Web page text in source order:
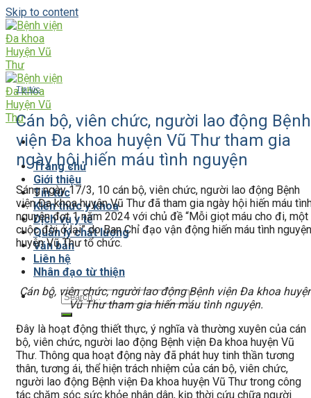
Skip to content
Trang chủ
Giới thiệu
Tin tức
Kiến thức y khoa
Dịch vụ y tế
Quản lý chất lượng
Văn bản
Liên hệ
Nhân đạo từ thiện
Tin tức
Cán bộ, viên chức, người lao động Bệnh
viện Đa khoa huyện Vũ Thư tham gia
ngày hội hiến máu tình nguyện
Sáng ngày 17/3, 10 cán bộ, viên chức, người lao động Bệnh
viện Đa khoa huyện Vũ Thư đã tham gia ngày hội hiến máu
nguyện đợt 1 năm 2024 với chủ đề “Mỗi giọt máu cho đi, một
cuộc đời ở lại” do Ban Chỉ đạo vận động hiến máu tình nguyện
huyện Vũ Thư tổ chức.
Cán bộ, viên chức, người lao động Bệnh viện Đa khoa
Vũ Thư tham gia hiến máu tình nguyện.
Đây là hoạt động thiết thực, ý nghĩa và thường xuyên của cán
bộ, viên chức, người lao động Bệnh viện Đa khoa huyện Vũ
Thư. Thông qua hoạt động này đã phát huy tinh thần tương
thân, tương ái, thể hiện trách nhiệm của cán bộ, viên chức,
người lao động Bệnh viện Đa khoa huyện Vũ Thư trong công
tác chăm sóc sức khỏe nhân dân, kịp thời cứu chữa người